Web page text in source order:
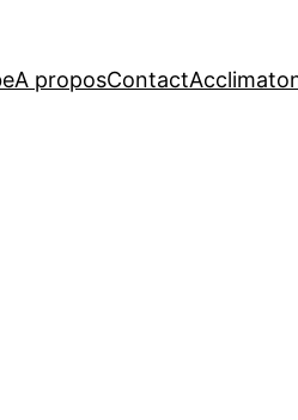
A proposContact